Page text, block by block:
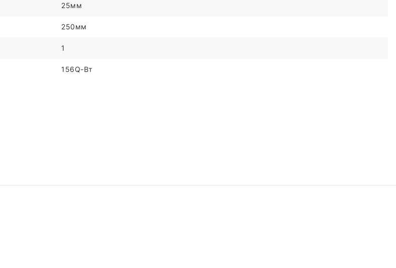
25мм
250мм
1
156Q-Вт